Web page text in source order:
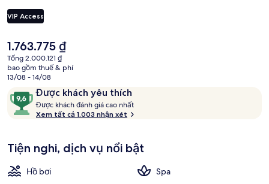
trung tâm thể thao là những tiện nghi nổi bật khác tại khách sạn
sang trọng này. Nhân viên nhiệt tình và bar là những điều được du
VIP Access
Giá
hiện
tại
là
1.763.775 ₫
1.763.775 ₫
Tổng 2.000.121 ₫
bao gồm thuế & phí
13/08 - 14/08
Nhận
xét
Được khách yêu thích
9,6
trên
10,
khách
yêu
thích
Được khách đánh giá cao nhất
k
h
Xem tất cả 1.003 nhận xét
Tiện nghi, dịch vụ nổi bật
Hồ bơi
Spa